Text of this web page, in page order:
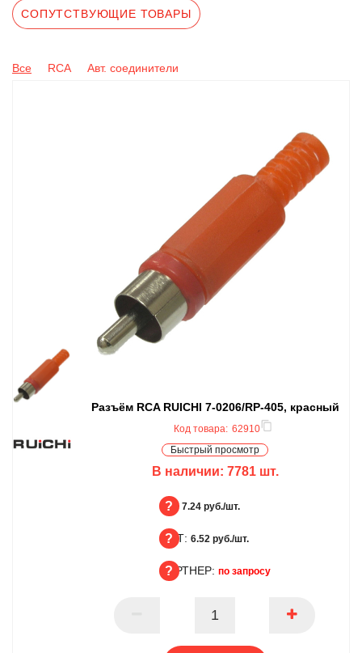
СОПУТСТВУЮЩИЕ ТОВАРЫ
Все RCA Авт. соединители
Разъём RCA RUICHI 7-0206/RP-405, красный
Код товара: 62910
Быстрый просмотр
В наличии: 7781шт.
БЦ: 7.24 руб./шт.
ОПТ: 6.52 руб./шт.
ПАРТНЕР: по запросу